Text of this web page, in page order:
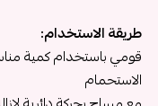
طريقة الاستخدام:
قومي باستخدام كمية
الاستحمام